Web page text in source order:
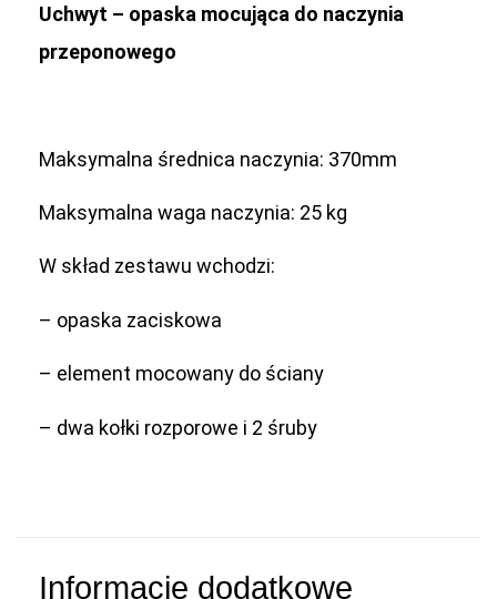
Uchwyt – opaska mocująca do naczynia
przeponowego
Maksymalna średnica naczynia: 370mm
Maksymalna waga naczynia: 25 kg
W skład zestawu wchodzi:
– opaska zaciskowa
– element mocowany do ściany
– dwa kołki rozporowe i 2 śruby
Informacje dodatkowe